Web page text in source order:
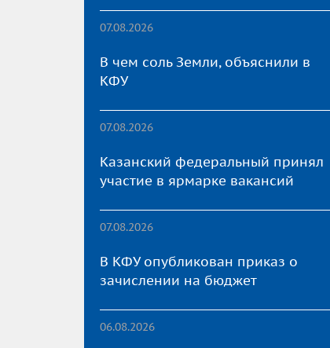
07.08.2026
В чем соль Земли, объяснили в
КФУ
07.08.2026
Казанский федеральный принял
участие в ярмарке вакансий
07.08.2026
В КФУ опубликован приказ о
зачислении на бюджет
06.08.2026